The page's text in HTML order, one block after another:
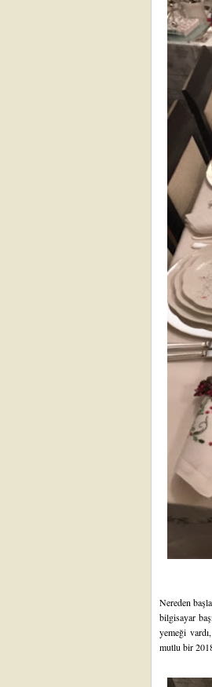
Nereden
bilgisayar
yemeği
mutlu bir